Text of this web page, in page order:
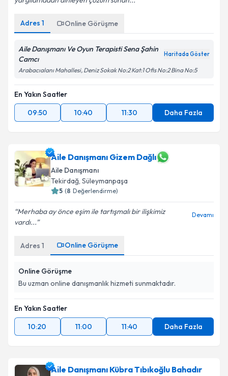
Kişisel verilerimin işlenmesine ilişkinAydınlatma
Metni 'ni okudum ve kişisel verilerimin belirtilen
kapsamda işlenmesini kabul ediyorum.
Adres 1 Online Görüşme
Aile Danışmanı Ve Oyun Terapisti Sena Şahin
Camcı
Haritada Göster
Arabacıalanı Mahallesi, Deniz Sokak No:2 Kat:1 Ofis No:2 Bina No:5
En Yakın Saatler
09:50
10:40 11:30 Daha Fazla
Aile Danışmanı Gizem Dağlı
Aile Danışmanı
Tekirdağ, Süleymanpaşa
5 (8 Değerlendirme)
Merhaba ay önce eşim ile tartışmalı bir ilişkimiz
vardı...
Devamı
Adres 1 Online Görüşme
Online Görüşme
Bu uzman online danışmanlık hizmeti sunmaktadır.
En Yakın Saatler
10:20
11:00 11:40 Daha Fazla
Aile Danışmanı Kübra Tıbıkoğlu Bahadır